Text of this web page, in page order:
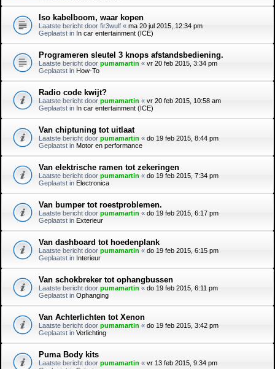
Iso kabelboom, waar kopen
Laatste bericht door fir3wulf « ma 20 jul 2015, 12:34 pm
Geplaatst in In car entertainment (ICE)
Programeren sleutel 3 knops afstandsbediening.
Laatste bericht door pumamartin « vr 20 feb 2015, 3:34 pm
Geplaatst in How-To
Radio code kwijt?
Laatste bericht door pumamartin « vr 20 feb 2015, 10:58 am
Geplaatst in In car entertainment (ICE)
Van chiptuning tot uitlaat
Laatste bericht door pumamartin « do 19 feb 2015, 8:44 pm
Geplaatst in Motor en performance
Van elektrische ramen tot zekeringen
Laatste bericht door pumamartin « do 19 feb 2015, 7:34 pm
Geplaatst in Electronica
Van bumper tot roestproblemen.
Laatste bericht door pumamartin « do 19 feb 2015, 6:17 pm
Geplaatst in Exterieur
Van dashboard tot hoedenplank
Laatste bericht door pumamartin « do 19 feb 2015, 6:15 pm
Geplaatst in Interieur
Van schokbreker tot ophangbussen
Laatste bericht door pumamartin « do 19 feb 2015, 6:11 pm
Geplaatst in Ophanging
Van Achterlichten tot Xenon
Laatste bericht door pumamartin « do 19 feb 2015, 3:42 pm
Geplaatst in Verlichting
Puma Body kits
Laatste bericht door pumamartin « vr 13 feb 2015, 9:34 pm